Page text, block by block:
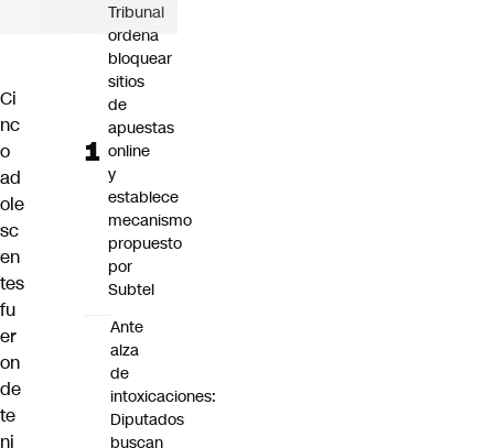
Ci
nc
o
ad
ole
sc
en
tes
fu
er
on
de
te
ni
Tribunal
ordena
bloquear
sitios
de
apuestas
online
y
establece
mecanismo
propuesto
por
Subtel
Ante
alza
de
intoxicaciones:
Diputados
buscan